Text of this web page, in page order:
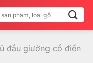
đầu giường cổ điển